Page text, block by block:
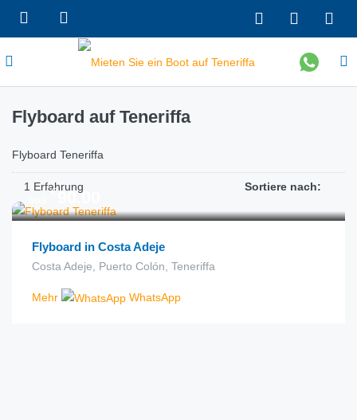
Flyboard auf Teneriffa
Flyboard Teneriffa
1 Erfahrung
Sortiere nach:
€90.00
Flyboard in Costa Adeje
Costa Adeje, Puerto Colón, Teneriffa
Mehr WhatsApp